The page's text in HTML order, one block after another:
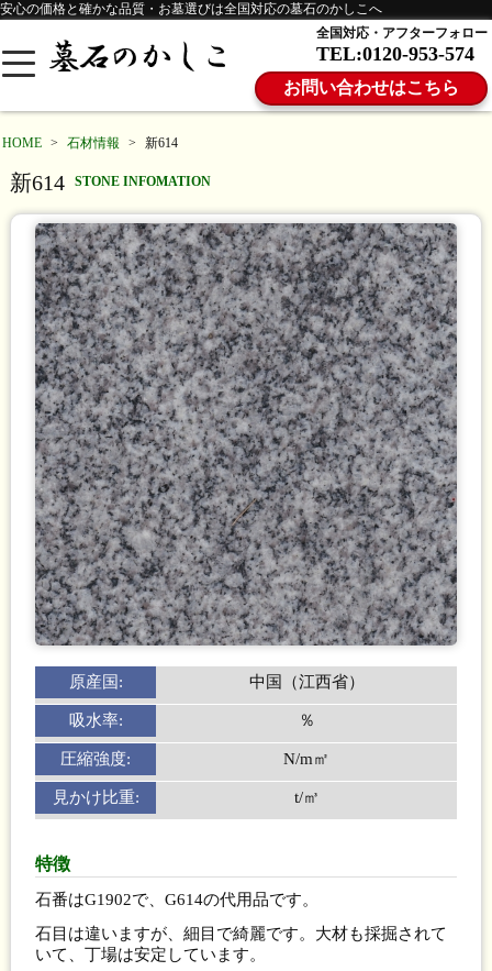
安心の価格と確かな品質・お墓選びは全国対応の墓石のかしこへ
全国対応・アフターフォロー
TEL:0120-953-574
お問い合わせはこちら
HOME > 石材情報 > 新614
新614 STONE INFOMATION
原産国: 中国（江西省）
吸水率: ％
圧縮強度: N/m㎡
見かけ比重: t/㎥
特徴
石番はG1902で、G614の代用品です。
石目は違いますが、細目で綺麗です。大材も採掘されて
いて、丁場は安定しています。